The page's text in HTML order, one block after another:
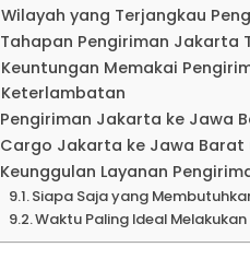
Wilayah yang Terjangkau
Tahapan Pengiriman Jakarta
Keuntungan Memakai
Keterlambatan
Pengiriman Jakarta ke Jawa
Cargo Jakarta ke Jawa Barat
Keunggulan Layanan
Siapa Saja yang
Waktu Paling Ideal